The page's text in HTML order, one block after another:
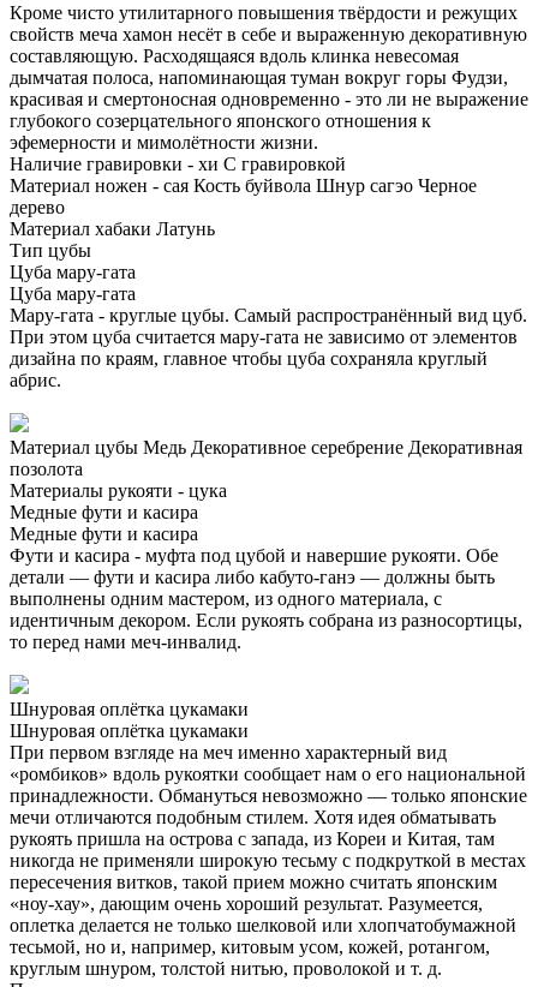
Кроме чисто утилитарного повышения твёрдости и режущих
свойств меча хамон несёт в себе и выраженную декоративную
составляющую. Расходящаяся вдоль клинка невесомая
дымчатая полоса, напоминающая туман вокруг горы Фудзи,
красивая и смертоносная одновременно - это ли не выражение
глубокого созерцательного японского отношения к
эфемерности и мимолётности жизни.
Наличие гравировки - хи С гравировкой
Материал ножен - сая Кость буйвола Шнур сагэо Черное
дерево
Материал хабаки Латунь
Тип цубы
Цуба мару-гата
Цуба мару-гата
Мару-гата - круглые цубы. Самый распространённый вид цуб.
При этом цуба считается мару-гата не зависимо от элементов
дизайна по краям, главное чтобы цуба сохраняла круглый
абрис.
Материал цубы Медь Декоративное серебрение Декоративная
позолота
Материалы рукояти - цука
Медные фути и касира
Медные фути и касира
Фути и касира - муфта под цубой и навершие рукояти. Обе
детали — фути и касира либо кабуто-ганэ — должны быть
выполнены одним мастером, из одного материала, с
идентичным декором. Если рукоять собрана из разносортицы,
то перед нами меч-инвалид.
Шнуровая оплётка цукамаки
Шнуровая оплётка цукамаки
При первом взгляде на меч именно характерный вид
«ромбиков» вдоль рукоятки сообщает нам о его национальной
принадлежности. Обмануться невозможно — только японские
мечи отличаются подобным стилем. Хотя идея обматывать
рукоять пришла на острова с запада, из Кореи и Китая, там
никогда не применяли широкую тесьму с подкруткой в местах
пересечения витков, такой прием можно считать японским
«ноу-хау», дающим очень хороший результат. Разумеется,
оплетка делается не только шелковой или хлопчатобумажной
тесьмой, но и, например, китовым усом, кожей, ротангом,
круглым шнуром, толстой нитью, проволокой и т. д.